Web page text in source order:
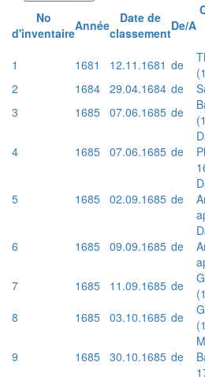
No
d'inventaireAnnée
Date de
classementDe/A
1
1681 12.11.1681 de
2
1684 29.04.1684 de
3
1685 07.06.1685 de
4 1685 07.06.1685 de
5 1685 02.09.1685 de
6 1685 09.09.1685 de
7 1685 11.09.1685 de
8
1685 03.10.1685 de
9 1685 30.10.1685 de